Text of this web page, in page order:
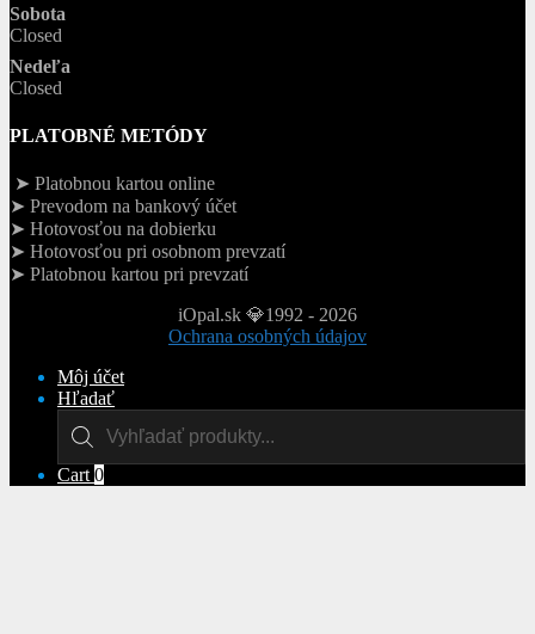
Sobota
Closed
Nedeľa
Closed
PLATOBNÉ METÓDY
➤ Platobnou kartou online
➤ Prevodom na bankový účet
➤ Hotovosťou na dobierku
➤ Hotovosťou pri osobnom prevzatí
➤ Platobnou kartou pri prevzatí
iOpal.sk 💎1992 - 2026
Ochrana osobných údajov
Môj účet
Hľadať
search
Cart 0